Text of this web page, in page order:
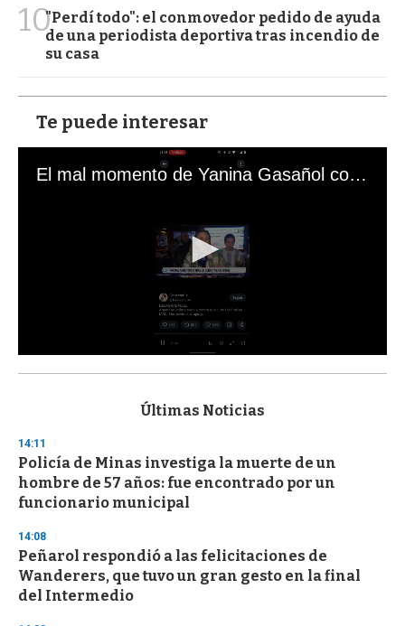
10"Perdí todo": el conmovedor pedido de ayuda
de una periodista deportiva tras incendio de
su casa
Te puede interesar
El mal momento de Yanina Gasañol con un hincha argentino en "Subrayado"
s
d
s
o
f
3
s
e
c
o
n
Últimas Noticias
14:11
Policía de Minas investiga la muerte de un
hombre de 57 años: fue encontrado por un
funcionario municipal
14:08
Peñarol respondió a las felicitaciones de
Wanderers, que tuvo un gran gesto en la final
del Intermedio